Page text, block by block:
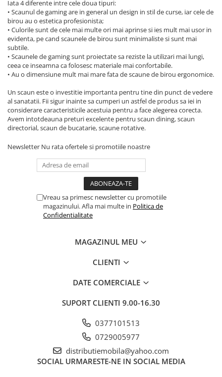
Iata 4 diferente intre cele doua tipuri:
• Scaunul de gaming are in general un design in stil de curse, iar cele de
birou au o estetica profesionista;
• Culorile sunt de cele mai multe ori mai aprinse si ies mult mai usor in
evidenta, pe cand scaunele de birou sunt minimaliste si sunt mai
subtile.
• Scaunele de gaming sunt proiectate sa reziste la utilizari mai lungi,
ceea ce inseamna ca folosesc materiale mai confortabile.
• Au o dimensiune mult mai mare fata de scaune de birou ergonomice.
Un scaun este o investitie importanta pentru tine din punct de vedere
al sanatatii. Fii sigur inainte sa cumperi un astfel de produs sa iei in
considerare caracteristicile acestuia pentru a face alegerea corecta.
Avem intotdeauna preturi excelente pentru scaun dining, scaun
directorial, scaun de bucatarie, scaune rotative.
Newsletter Nu rata ofertele si promotiile noastre
Vreau sa primesc newsletter cu promotiile
magazinului. Afla mai multe in Politica de
Confidentialitate
MAGAZINUL MEU
CLIENTI
DATE COMERCIALE
SUPORT CLIENTI 9.00-16.30
0377101513
0729005977
distributiemobila@yahoo.com
SOCIAL URMARESTE-NE IN SOCIAL MEDIA